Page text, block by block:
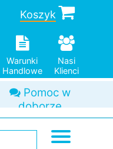
Warunki
Handlowe
Nasi
Klienci
Koszyk
Szybka
wysyłka